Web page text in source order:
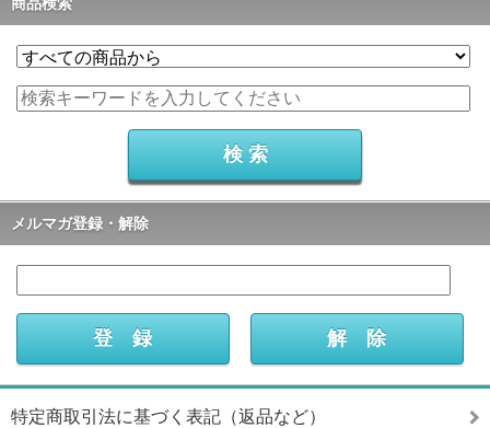
メルマガ登録・解除
特定商取引法に基づく表記（返品など）